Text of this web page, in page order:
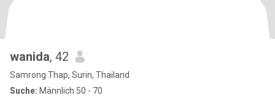
wanida, 42
Samrong Thap, Surin, Thailand
Suche: Männlich 50 - 70